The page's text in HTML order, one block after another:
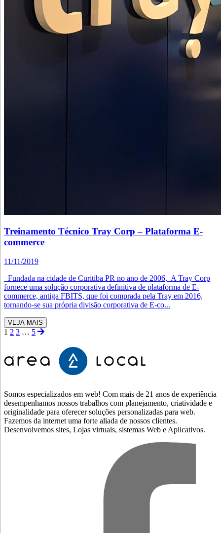
Treinamento Técnico Tray Corp – Plataforma E-
commerce
11/11/2019
Fundada na cidade de Curitiba PR no ano de 2006, A Tray Corp
fornece uma solução corporativa definitiva de plataforma de E-
commerce, antiga FBITS, que foi comprada pela Tray em 2016,
tornando-se sua própria divisão corporativa de E-co...
VEJA MAIS
1 2 3 … 5
Somos especializados em web! Com mais de 21 anos de experiência
desempenhamos nossos trabalhos com planejamento, criatividade e
originalidade para oferecer soluções personalizadas para web.
Fazemos da internet uma forte aliada de nossos clientes.
Desenvolvemos sites, Lojas virtuais, sistemas Web e Aplicativos.